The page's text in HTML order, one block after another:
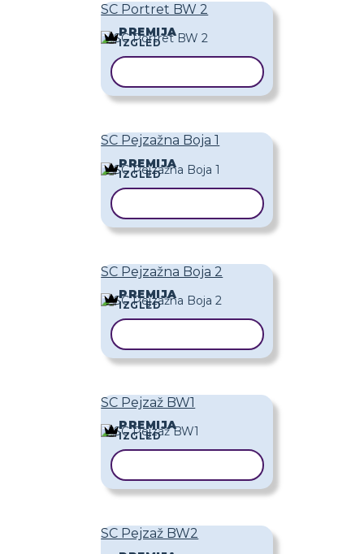
SC Portret BW 2
PREMIJA
IZGLED
SC Pejzažna Boja 1
PREMIJA
IZGLED
SC Pejzažna Boja 2
PREMIJA
IZGLED
SC Pejzaž BW1
PREMIJA
IZGLED
SC Pejzaž BW2